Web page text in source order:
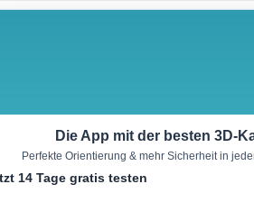
Die App mit der besten 3D-
Perfekte Orientierung & mehr Sicherheit in
14 Tage gratis testen